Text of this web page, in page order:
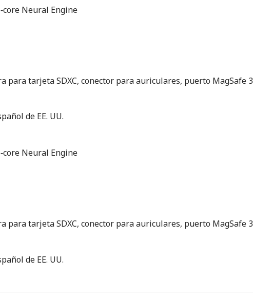
Neural Engine
tarjeta SDXC, conector para auriculares, puerto MagSafe 3
de EE. UU.
Neural Engine
tarjeta SDXC, conector para auriculares, puerto MagSafe 3
de EE. UU.